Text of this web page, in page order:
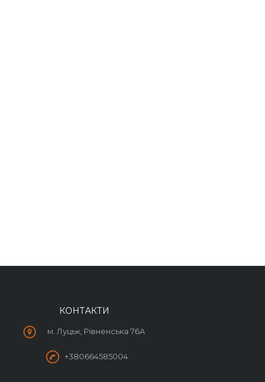
КОНТАКТИ
м. Луцьк, Рівненська 76А
+380664585004